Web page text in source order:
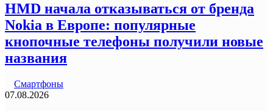
HMD начала отказываться от бренда
Nokia в Европе: популярные
кнопочные телефоны получили новые
названия
Смартфоны
07.08.2026